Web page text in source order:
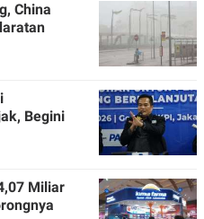
China
Begini
Miliar